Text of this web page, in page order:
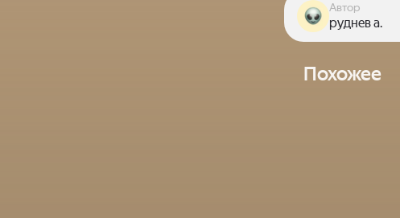
Автор
руднев а.
Похожее